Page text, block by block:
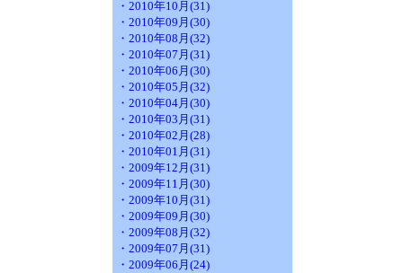
・2010年10月(31)
・2010年09月(30)
・2010年08月(32)
・2010年07月(31)
・2010年06月(30)
・2010年05月(32)
・2010年04月(30)
・2010年03月(31)
・2010年02月(28)
・2010年01月(31)
・2009年12月(31)
・2009年11月(30)
・2009年10月(31)
・2009年09月(30)
・2009年08月(32)
・2009年07月(31)
・2009年06月(24)